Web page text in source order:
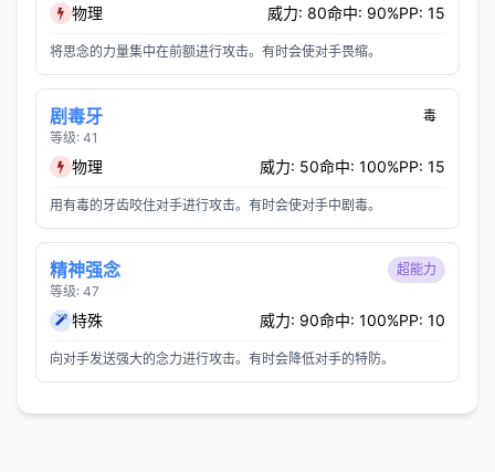
物理 威力: 80命中: 90%PP: 15
将思念的力量集中在前额进行攻击。有时会使对手畏缩。
剧毒牙
等级: 41
毒
物理 威力: 50命中: 100%PP: 15
用有毒的牙齿咬住对手进行攻击。有时会使对手中剧毒。
精神强念
等级: 47
超能力
特殊 威力: 90命中: 100%PP: 10
向对手发送强大的念力进行攻击。有时会降低对手的特防。